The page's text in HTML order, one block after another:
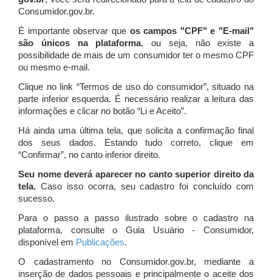
Consumidor.gov.br.
É importante observar que os campos "CPF" e "E-mail"
são únicos na plataforma, ou seja, não existe a
possibilidade de mais de um consumidor ter o mesmo CPF
ou mesmo e-mail.
Clique no link “Termos de uso do consumidor”, situado na
parte inferior esquerda. É necessário realizar a leitura das
informações e clicar no botão “Li e Aceito”.
Há ainda uma última tela, que solicita a confirmação final
dos seus dados. Estando tudo correto, clique em
“Confirmar”, no canto inferior direito.
Seu nome deverá aparecer no canto superior direito da
tela. Caso isso ocorra, seu cadastro foi concluído com
sucesso.
Para o passo a passo ilustrado sobre o cadastro na
plataforma, consulte o Guia Usuário - Consumidor,
disponível em Publicações.
O cadastramento no Consumidor.gov.br, mediante a
inserção de dados pessoais e principalmente o aceite dos